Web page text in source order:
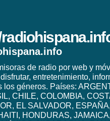
de radio por web y
entretenimiento,
los géneros. Países:
CHILE, COLOMBIA,
EL SALVADOR,
HONDURAS, JAMAICA,